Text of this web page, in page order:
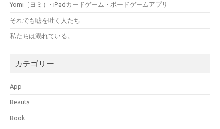
Yomi（ヨミ）- iPadカードゲーム・ボードゲームアプリ
それでも嘘を吐く人たち
私たちは溺れている。
カテゴリー
App
Beauty
Book